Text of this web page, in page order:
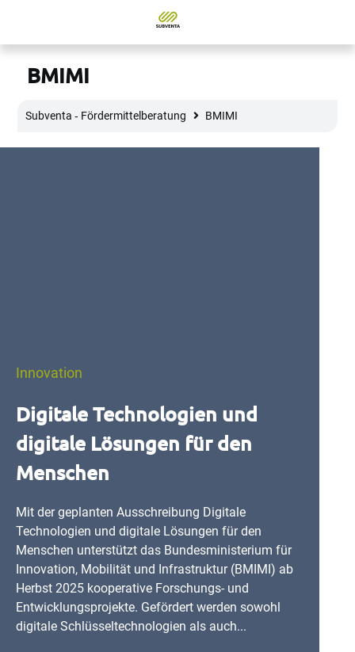
BMIMI
Subventa ‐ Fördermittelberatung BMIMI
Innovation
Digitale Technologien und
digitale Lösungen für den
Menschen
Mit der geplanten Ausschreibung Digitale
Technologien und digitale Lösungen für den
Menschen unterstützt das Bundesministerium für
Innovation, Mobilität und Infrastruktur (BMIMI) ab
Herbst 2025 kooperative Forschungs- und
Entwicklungsprojekte. Gefördert werden sowohl
digitale Schlüsseltechnologien als auch...